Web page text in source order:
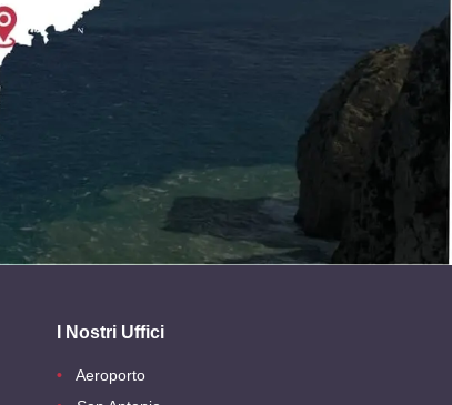
I Nostri Uffici
Aeroporto